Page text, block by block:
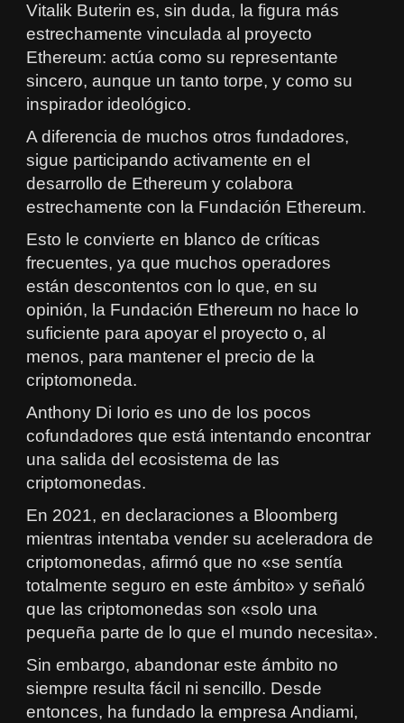
Vitalik Buterin es, sin duda, la figura más
estrechamente vinculada al proyecto
Ethereum: actúa como su representante
sincero, aunque un tanto torpe, y como su
inspirador ideológico.
A diferencia de muchos otros fundadores,
sigue participando activamente en el
desarrollo de Ethereum y colabora
estrechamente con la Fundación Ethereum.
Esto le convierte en blanco de críticas
frecuentes, ya que muchos operadores
están descontentos con lo que, en su
opinión, la Fundación Ethereum no hace lo
suficiente para apoyar el proyecto o, al
menos, para mantener el precio de la
criptomoneda.
Anthony Di Iorio es uno de los pocos
cofundadores que está intentando encontrar
una salida del ecosistema de las
criptomonedas.
En 2021, en declaraciones a Bloomberg
mientras intentaba vender su aceleradora de
criptomonedas, afirmó que no «se sentía
totalmente seguro en este ámbito» y señaló
que las criptomonedas son «solo una
pequeña parte de lo que el mundo necesita».
Sin embargo, abandonar este ámbito no
siempre resulta fácil ni sencillo. Desde
entonces, ha fundado la empresa Andiami,